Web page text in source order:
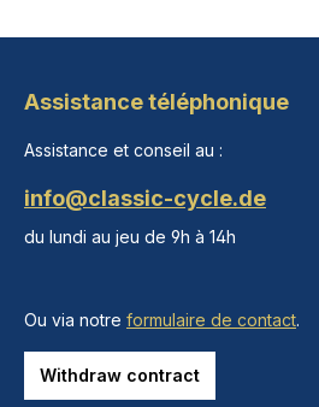
Assistance téléphonique
Assistance et conseil au :
info@classic-cycle.de
du lundi au jeu de 9h à 14h
Ou via notre formulaire de contact.
Withdraw contract